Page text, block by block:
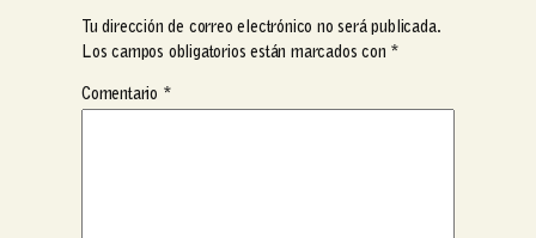
Tu dirección de correo electrónico no será publicada.
Los campos obligatorios están marcados con *
Comentario *